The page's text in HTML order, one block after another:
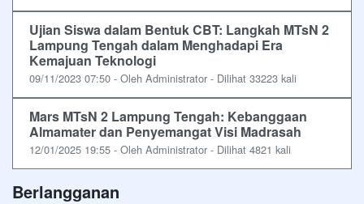
Ujian Siswa dalam Bentuk CBT: Langkah MTsN 2
Lampung Tengah dalam Menghadapi Era
Kemajuan Teknologi
09/11/2023 07:50 - Oleh Administrator - Dilihat 33223 kali
Mars MTsN 2 Lampung Tengah: Kebanggaan
Almamater dan Penyemangat Visi Madrasah
12/01/2025 19:55 - Oleh Administrator - Dilihat 4821 kali
Berlangganan